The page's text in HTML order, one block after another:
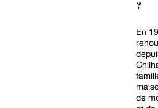
?
En
de